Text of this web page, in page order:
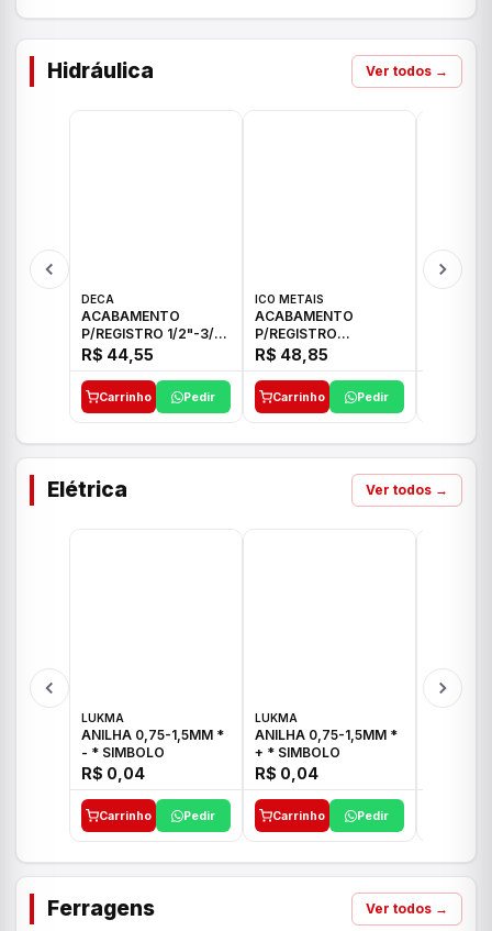
Hidráulica Ver todos →
DECA
ACABAMENTO
P/REGISTRO 1/2"-3/4"
E 1"C21.PQ DECA
R$ 44,55
Carrinho Pedir
ICO METAIS
ACABAMENTO
P/REGISTRO
1/2"-3/4"-1" ACB M
CS 33 ICO
R$ 48,85
Carrinho Pedir
Elétrica Ver todos →
LUKMA
ANILHA 0,75-1,5MM *
- * SIMBOLO
R$ 0,04
Carrinho Pedir
LUKMA
ANILHA 0,75-1,5MM *
+ * SIMBOLO
R$ 0,04
Carrinho Pedir
Ferragens Ver todos →